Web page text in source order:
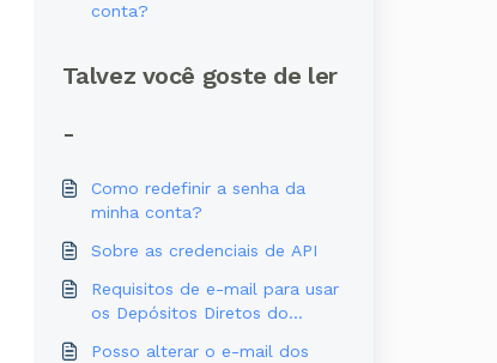
conta?
Talvez você goste de ler
-
Como redefinir a senha da
minha conta?
Sobre as credenciais de API
Requisitos de e-mail para usar
os Depósitos Diretos do
Posso alterar o e-mail dos